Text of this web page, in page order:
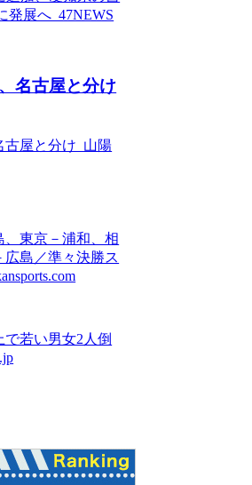
発展へ 47NEWS
名古屋と分け
古屋と分け 山陽
、東京－浦和、相
島／準々決勝ス
で若い男女2人倒